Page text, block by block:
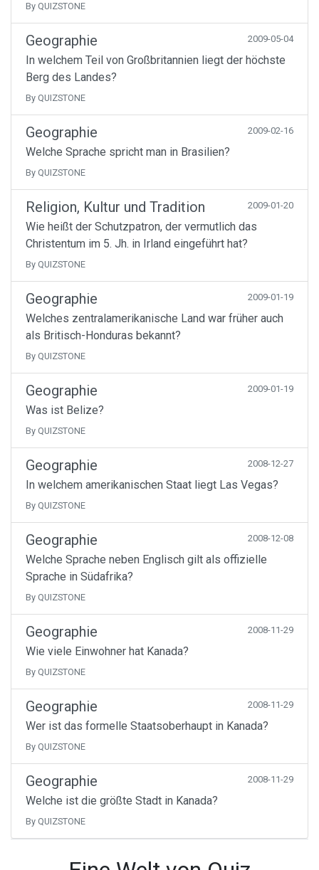
By QUIZSTONE
Geographie 2009-05-04
In welchem Teil von Großbritannien liegt der höchste
Berg des Landes?
By QUIZSTONE
Geographie 2009-02-16
Welche Sprache spricht man in Brasilien?
By QUIZSTONE
Religion, Kultur und Tradition 2009-01-20
Wie heißt der Schutzpatron, der vermutlich das
Christentum im 5. Jh. in Irland eingeführt hat?
By QUIZSTONE
Geographie 2009-01-19
Welches zentralamerikanische Land war früher auch
als Britisch-Honduras bekannt?
By QUIZSTONE
Geographie 2009-01-19
Was ist Belize?
By QUIZSTONE
Geographie 2008-12-27
In welchem amerikanischen Staat liegt Las Vegas?
By QUIZSTONE
Geographie 2008-12-08
Welche Sprache neben Englisch gilt als offizielle
Sprache in Südafrika?
By QUIZSTONE
Geographie 2008-11-29
Wie viele Einwohner hat Kanada?
By QUIZSTONE
Geographie 2008-11-29
Wer ist das formelle Staatsoberhaupt in Kanada?
By QUIZSTONE
Geographie 2008-11-29
Welche ist die größte Stadt in Kanada?
By QUIZSTONE